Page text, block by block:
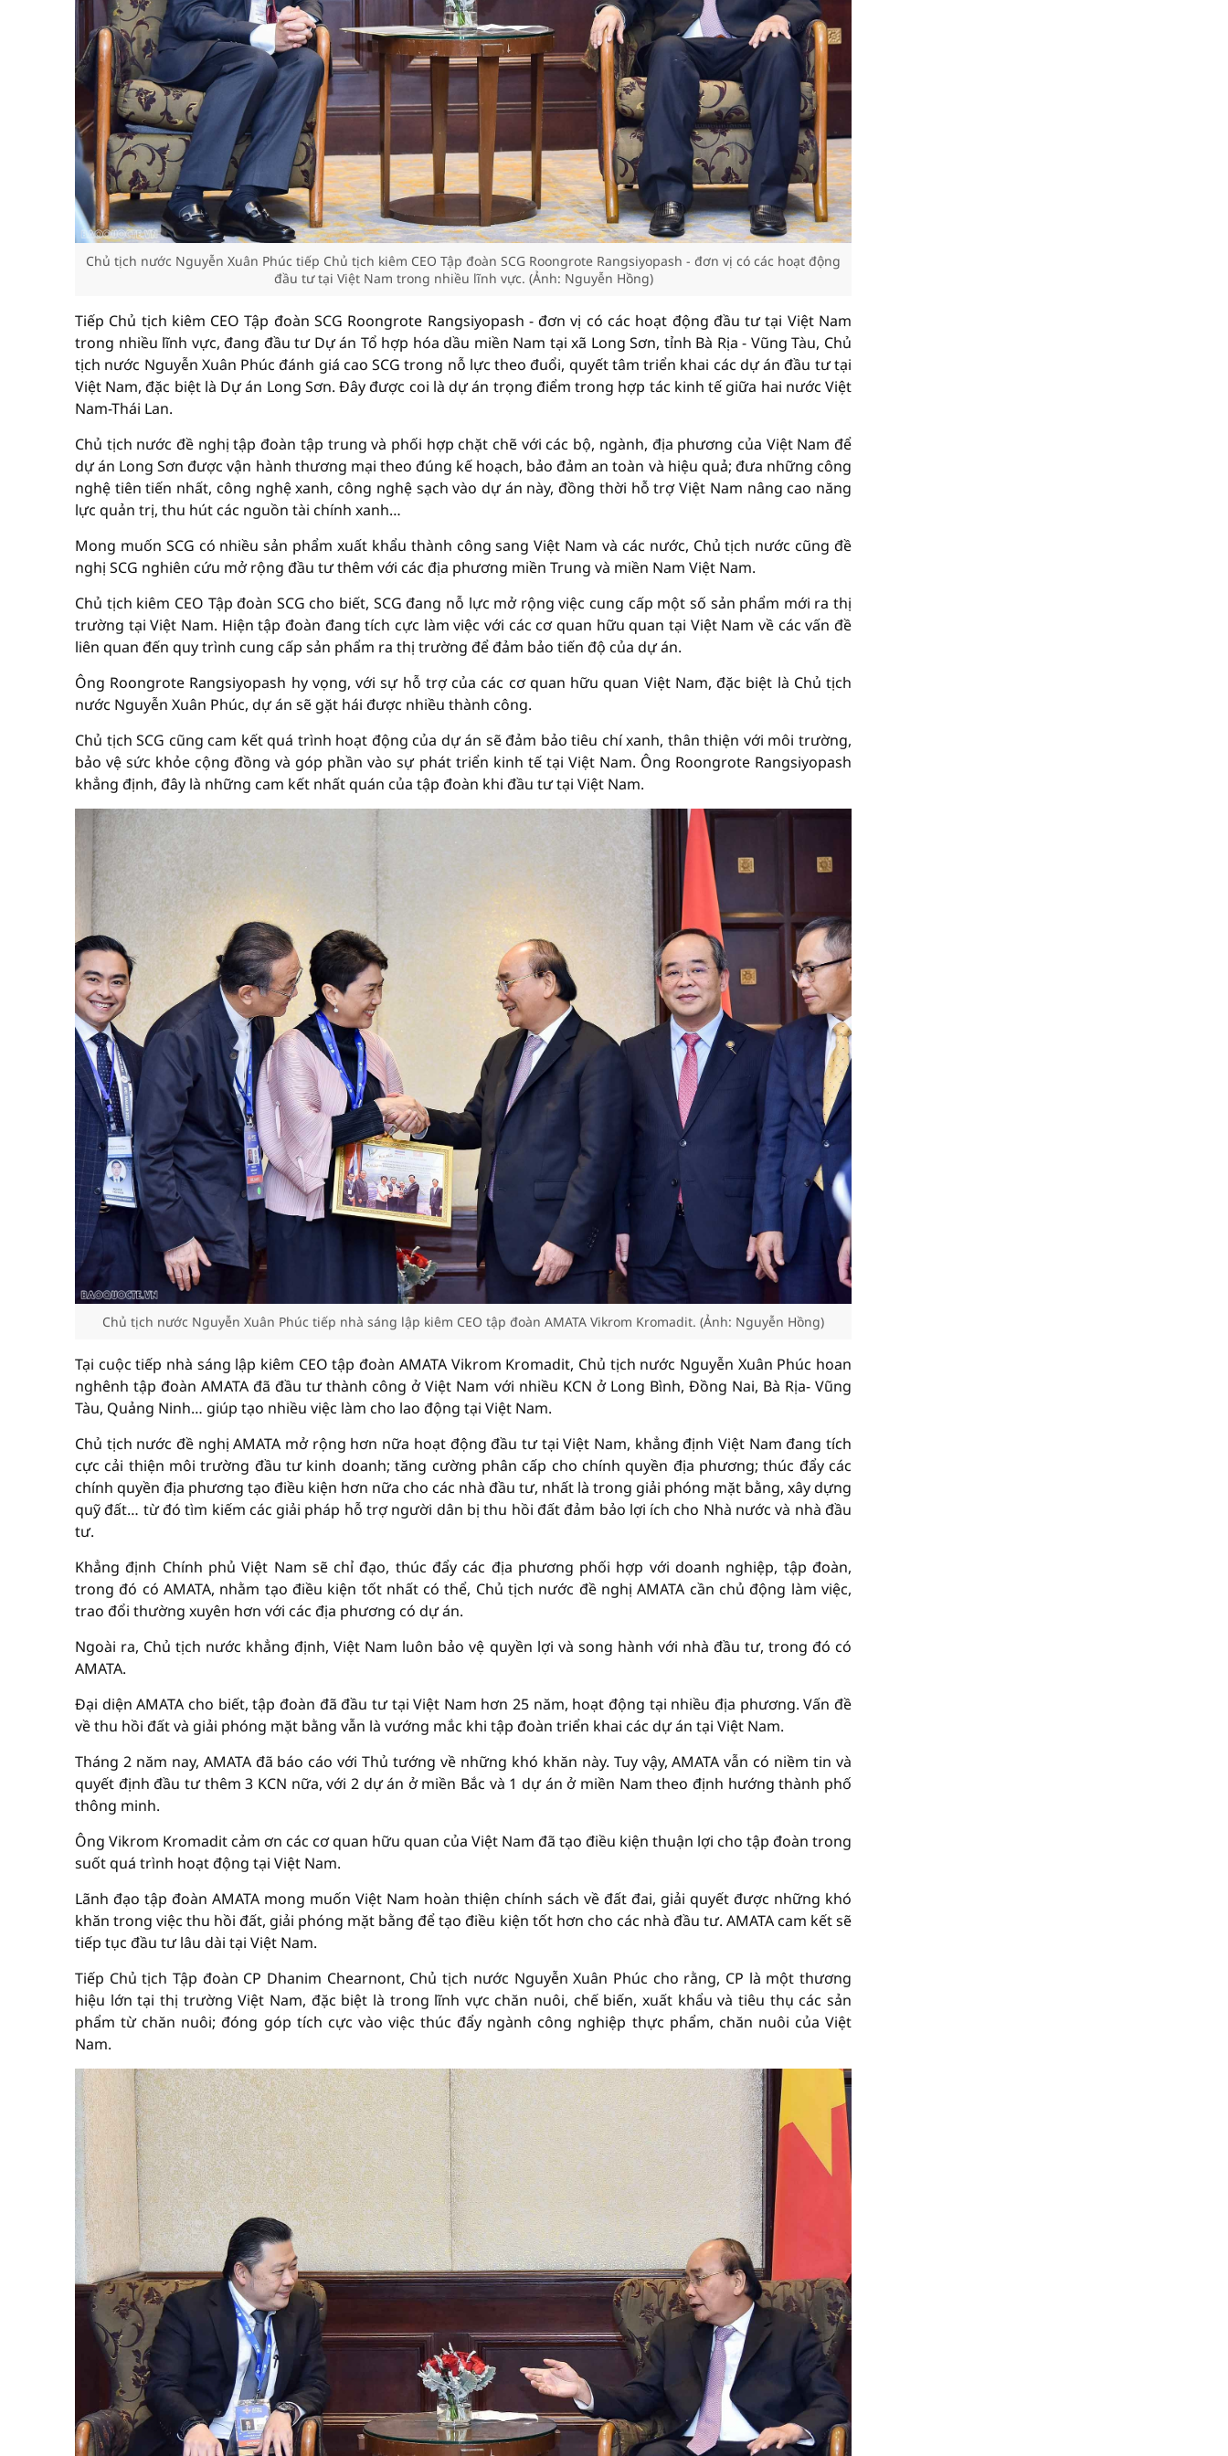
Chủ tịch nước Nguyễn Xuân Phúc tiếp Chủ tịch kiêm CEO Tập đoàn SCG Roongrote Rangsiyopash - đơn vị có các hoạt động
đầu tư tại Việt Nam trong nhiều lĩnh vực. (Ảnh: Nguyễn Hồng)
Tiếp Chủ tịch kiêm CEO Tập đoàn SCG Roongrote Rangsiyopash - đơn vị có các hoạt động đầu tư tại Việt Nam
trong nhiều lĩnh vực, đang đầu tư Dự án Tổ hợp hóa dầu miền Nam tại xã Long Sơn, tỉnh Bà Rịa - Vũng Tàu, Chủ
tịch nước Nguyễn Xuân Phúc đánh giá cao SCG trong nỗ lực theo đuổi, quyết tâm triển khai các dự án đầu tư tại
Việt Nam, đặc biệt là Dự án Long Sơn. Đây được coi là dự án trọng điểm trong hợp tác kinh tế giữa hai nước Việt
Nam-Thái Lan.
Chủ tịch nước đề nghị tập đoàn tập trung và phối hợp chặt chẽ với các bộ, ngành, địa phương của Việt Nam để
dự án Long Sơn được vận hành thương mại theo đúng kế hoạch, bảo đảm an toàn và hiệu quả; đưa những công
nghệ tiên tiến nhất, công nghệ xanh, công nghệ sạch vào dự án này, đồng thời hỗ trợ Việt Nam nâng cao năng
lực quản trị, thu hút các nguồn tài chính xanh…
Mong muốn SCG có nhiều sản phẩm xuất khẩu thành công sang Việt Nam và các nước, Chủ tịch nước cũng đề
nghị SCG nghiên cứu mở rộng đầu tư thêm với các địa phương miền Trung và miền Nam Việt Nam.
Chủ tịch kiêm CEO Tập đoàn SCG cho biết, SCG đang nỗ lực mở rộng việc cung cấp một số sản phẩm mới ra thị
trường tại Việt Nam. Hiện tập đoàn đang tích cực làm việc với các cơ quan hữu quan tại Việt Nam về các vấn đề
liên quan đến quy trình cung cấp sản phẩm ra thị trường để đảm bảo tiến độ của dự án.
Ông Roongrote Rangsiyopash hy vọng, với sự hỗ trợ của các cơ quan hữu quan Việt Nam, đặc biệt là Chủ tịch
nước Nguyễn Xuân Phúc, dự án sẽ gặt hái được nhiều thành công.
Chủ tịch SCG cũng cam kết quá trình hoạt động của dự án sẽ đảm bảo tiêu chí xanh, thân thiện với môi trường,
bảo vệ sức khỏe cộng đồng và góp phần vào sự phát triển kinh tế tại Việt Nam. Ông Roongrote Rangsiyopash
khẳng định, đây là những cam kết nhất quán của tập đoàn khi đầu tư tại Việt Nam.
Chủ tịch nước Nguyễn Xuân Phúc tiếp nhà sáng lập kiêm CEO tập đoàn AMATA Vikrom Kromadit. (Ảnh: Nguyễn Hồng)
Tại cuộc tiếp nhà sáng lập kiêm CEO tập đoàn AMATA Vikrom Kromadit, Chủ tịch nước Nguyễn Xuân Phúc hoan
nghênh tập đoàn AMATA đã đầu tư thành công ở Việt Nam với nhiều KCN ở Long Bình, Đồng Nai, Bà Rịa- Vũng
Tàu, Quảng Ninh… giúp tạo nhiều việc làm cho lao động tại Việt Nam.
Chủ tịch nước đề nghị AMATA mở rộng hơn nữa hoạt động đầu tư tại Việt Nam, khẳng định Việt Nam đang tích
cực cải thiện môi trường đầu tư kinh doanh; tăng cường phân cấp cho chính quyền địa phương; thúc đẩy các
chính quyền địa phương tạo điều kiện hơn nữa cho các nhà đầu tư, nhất là trong giải phóng mặt bằng, xây dựng
quỹ đất… từ đó tìm kiếm các giải pháp hỗ trợ người dân bị thu hồi đất đảm bảo lợi ích cho Nhà nước và nhà đầu
tư.
Khẳng định Chính phủ Việt Nam sẽ chỉ đạo, thúc đẩy các địa phương phối hợp với doanh nghiệp, tập đoàn,
trong đó có AMATA, nhằm tạo điều kiện tốt nhất có thể, Chủ tịch nước đề nghị AMATA cần chủ động làm việc,
trao đổi thường xuyên hơn với các địa phương có dự án.
Ngoài ra, Chủ tịch nước khẳng định, Việt Nam luôn bảo vệ quyền lợi và song hành với nhà đầu tư, trong đó có
AMATA.
Đại diện AMATA cho biết, tập đoàn đã đầu tư tại Việt Nam hơn 25 năm, hoạt động tại nhiều địa phương. Vấn đề
về thu hồi đất và giải phóng mặt bằng vẫn là vướng mắc khi tập đoàn triển khai các dự án tại Việt Nam.
Tháng 2 năm nay, AMATA đã báo cáo với Thủ tướng về những khó khăn này. Tuy vậy, AMATA vẫn có niềm tin và
quyết định đầu tư thêm 3 KCN nữa, với 2 dự án ở miền Bắc và 1 dự án ở miền Nam theo định hướng thành phố
thông minh.
Ông Vikrom Kromadit cảm ơn các cơ quan hữu quan của Việt Nam đã tạo điều kiện thuận lợi cho tập đoàn trong
suốt quá trình hoạt động tại Việt Nam.
Lãnh đạo tập đoàn AMATA mong muốn Việt Nam hoàn thiện chính sách về đất đai, giải quyết được những khó
khăn trong việc thu hồi đất, giải phóng mặt bằng để tạo điều kiện tốt hơn cho các nhà đầu tư. AMATA cam kết sẽ
tiếp tục đầu tư lâu dài tại Việt Nam.
Tiếp Chủ tịch Tập đoàn CP Dhanim Chearnont, Chủ tịch nước Nguyễn Xuân Phúc cho rằng, CP là một thương
hiệu lớn tại thị trường Việt Nam, đặc biệt là trong lĩnh vực chăn nuôi, chế biến, xuất khẩu và tiêu thụ các sản
phẩm từ chăn nuôi; đóng góp tích cực vào việc thúc đẩy ngành công nghiệp thực phẩm, chăn nuôi của Việt
Nam.